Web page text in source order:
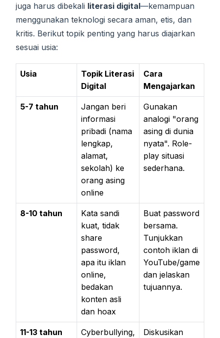
juga harus dibekali literasi digital—kemampuan
menggunakan teknologi secara aman, etis, dan
kritis. Berikut topik penting yang harus diajarkan
sesuai usia:
Usia
Topik Literasi
Digital
Cara
Mengajarkan
5-7 tahun
Jangan beri
informasi
pribadi (nama
lengkap,
alamat,
sekolah) ke
orang asing
online
Gunakan
analogi "orang
asing di dunia
nyata". Role-
play situasi
sederhana.
8-10 tahun
Kata sandi
kuat, tidak
share
password,
apa itu iklan
online,
bedakan
konten asli
dan hoax
Buat password
bersama.
Tunjukkan
contoh iklan di
YouTube/game
dan jelaskan
tujuannya.
11-13 tahun
Cyberbullying,
Diskusikan